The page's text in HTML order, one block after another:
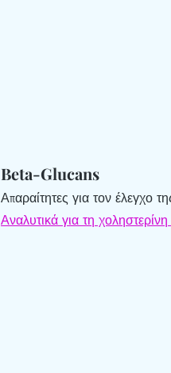
Beta-Glucans
Απαραίτητες για τον έλεγχο
Αναλυτικά για τη